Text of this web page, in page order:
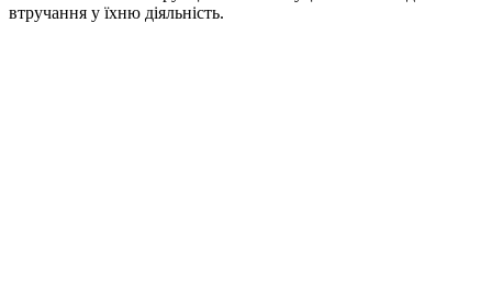
втручання у їхню діяльність.